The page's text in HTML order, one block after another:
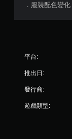
．服裝配色變化
平台:
推出日:
發行商:
遊戲類型: